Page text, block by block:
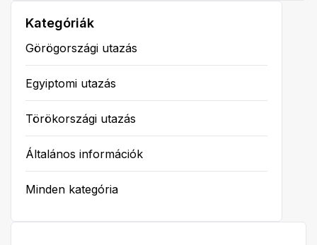
Kategóriák
Görögországi utazás
Egyiptomi utazás
Törökországi utazás
Általános információk
Minden kategória